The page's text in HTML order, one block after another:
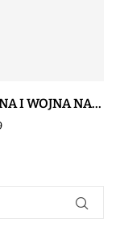
I WOJNA NA...